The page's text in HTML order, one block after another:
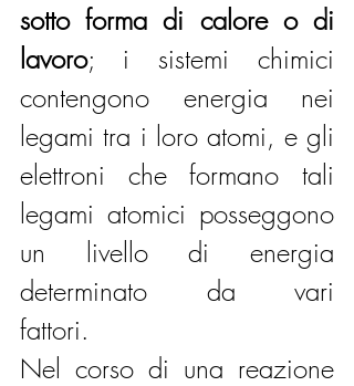
sotto forma di calore o di
lavoro; i sistemi chimici
contengono energia nei
legami tra i loro atomi, e gli
elettroni che formano tali
legami atomici posseggono
un livello di energia
determinato da vari
fattori.
Nel corso di una reazione